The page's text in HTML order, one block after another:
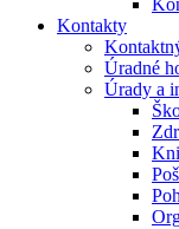
Kontakty
Úradné
Úrady a